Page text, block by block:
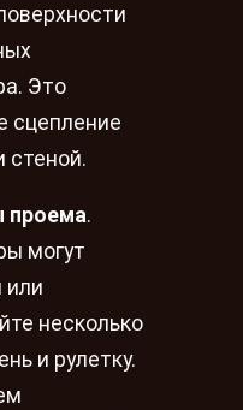
Это
сцепление
стеной.
проема.
могут
или
несколько
и рулетку.